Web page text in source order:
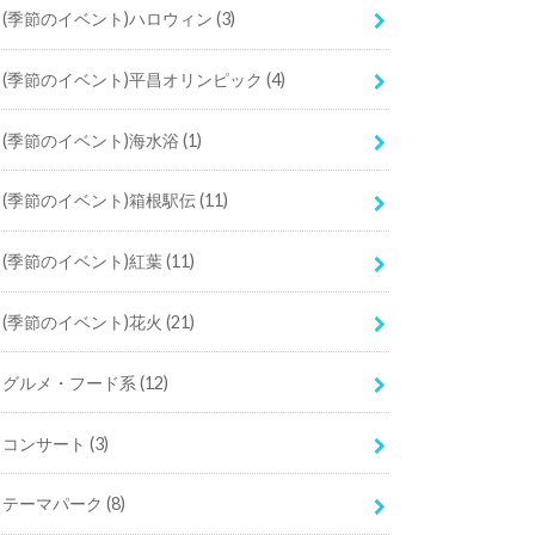
(季節のイベント)ハロウィン (3)
(季節のイベント)平昌オリンピック (4)
(季節のイベント)海水浴 (1)
(季節のイベント)箱根駅伝(11)
(季節のイベント)紅葉 (11)
(季節のイベント)花火 (21)
グルメ・フード系 (12)
コンサート (3)
テーマパーク (8)